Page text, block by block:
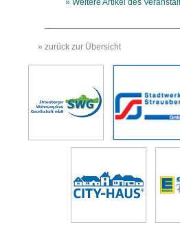
» Weitere Artikel des
» zurück zur Übersicht